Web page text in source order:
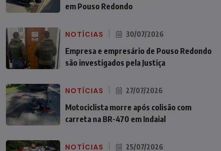
em Pouso Redondo
NOTÍCIAS 30/07/2026
Empresa e empresário de Pouso Redondo
são investigados pela Justiça
NOTÍCIAS 27/07/2026
Motociclista morre após colisão com
carreta na BR-470 em Indaial
NOTÍCIAS 25/07/2026